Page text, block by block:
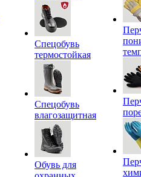
Спецобувь
термостойкая
Спецобувь
влагозащитная
Обувь для